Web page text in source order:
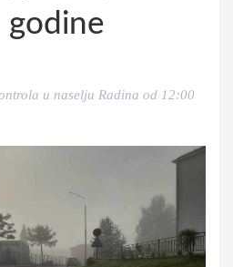
godine
u naselju Radina od 12:00